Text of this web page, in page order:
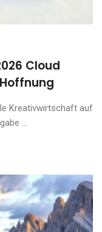
Cloud
Kreativwirtschaft auf
...